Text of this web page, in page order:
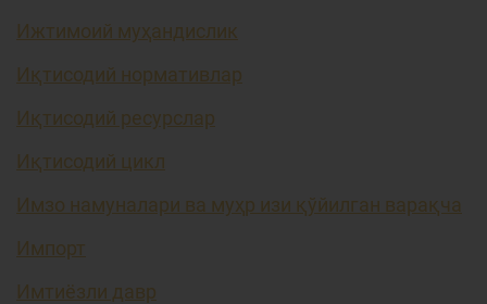
Ижтимоий муҳандислик
Иқтисодий нормативлар
Иқтисодий ресурслар
Иқтисодий цикл
Имзо намуналари ва муҳр изи қўйилган варақча
Импорт
Имтиёзли давр